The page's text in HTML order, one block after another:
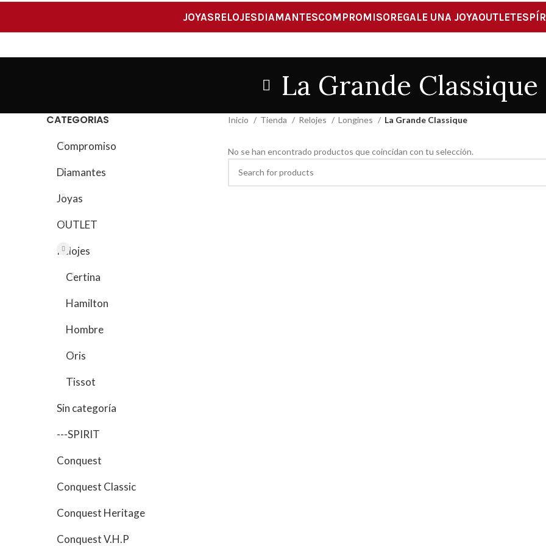
JOYASRELOJESDIAMANTESCOMPROMISOREGALE UNA JOYAOUTLET
La Grande Classique
CATEGORIAS
Compromiso
Diamantes
Joyas
OUTLET
Relojes
Certina
Hamilton
Hombre
Oris
Tissot
Sin categoría
---SPIRIT
Conquest
Conquest Classic
Conquest Heritage
Conquest V.H.P
Inicio Tienda Relojes Longines La Grande Classique
No se han encontrado productos que coincidan con tu selección.